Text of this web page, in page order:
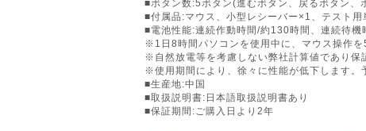
■ボタン数:5ボタン(進むボタン、戻るボタン
■付属品:マウス、小型レシーバー×1、テスト
■電池性能:連続作動時間/約130時間、連続待
※1日8時間パソコンを使用中に、マウス操作
※自然放電等を考慮しない弊社計算値であり保
※使用期間により、徐々に性能が低下します。
■生産地:中国
■取扱説明書:日本語取扱説明書あり
■保証期間:ご購入日より2年